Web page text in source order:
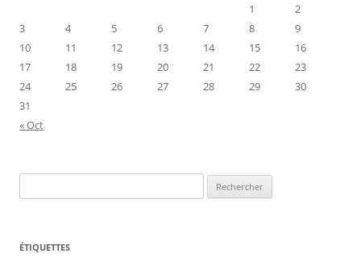
1
2
3
4 5 6 7 8
9
10
11 12 13 14 15
16
17
18 19 20 21 22
23
24
25 26 27 28 29
30
31
« Oct
ÉTIQUETTES